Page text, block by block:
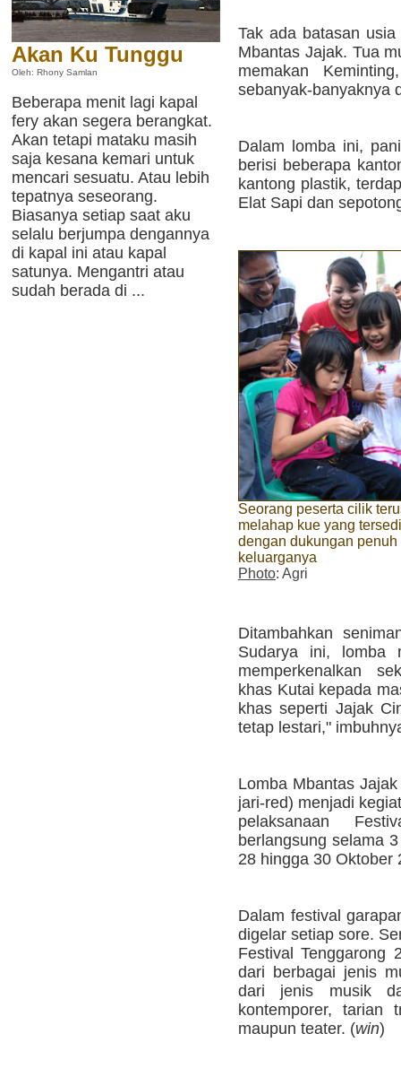
Akan Ku Tunggu
Oleh: Rhony Samlan
Beberapa menit lagi kapal
fery akan segera berangkat.
Akan tetapi mataku masih
saja kesana kemari untuk
mencari sesuatu. Atau lebih
tepatnya seseorang.
Biasanya setiap saat aku
selalu berjumpa dengannya
di kapal ini atau kapal
satunya. Mengantri atau
sudah berada di ...
Tak ada batasan
Mbantas Jajak. Tua
memakan
sebanyak-banyaknya
Dalam lomba ini,
berisi beberapa
kantong plastik,
Elat Sapi dan
Seorang peserta cilik
melahap kue yang
dengan dukungan penuh
keluarganya
Photo: Agri
Ditambahkan
Sudarya ini, lomba
memperkenalkan
khas Kutai kepada
khas seperti Jajak
tetap lestari,"
Lomba Mbantas
jari-red) menjadi
pelaksanaan
berlangsung selama
28 hingga 30 Oktober
Dalam festival
digelar setiap sore.
Festival Tenggarong
dari berbagai jenis
dari jenis musik
kontemporer, tarian
maupun teater. (win)